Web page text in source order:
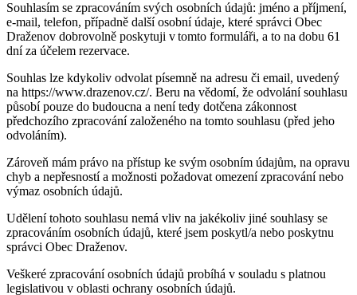
Souhlasím se zpracováním svých osobních údajů: jméno a příjmení,
e-mail, telefon, případně další osobní údaje, které správci Obec
Draženov dobrovolně poskytuji v tomto formuláři, a to na dobu 61
dní za účelem rezervace.
Souhlas lze kdykoliv odvolat písemně na adresu či email, uvedený
na https://www.drazenov.cz/. Beru na vědomí, že odvolání souhlasu
působí pouze do budoucna a není tedy dotčena zákonnost
předchozího zpracování založeného na tomto souhlasu (před jeho
odvoláním).
Zároveň mám právo na přístup ke svým osobním údajům, na opravu
chyb a nepřesností a možnosti požadovat omezení zpracování nebo
výmaz osobních údajů.
Udělení tohoto souhlasu nemá vliv na jakékoliv jiné souhlasy se
zpracováním osobních údajů, které jsem poskytl/a nebo poskytnu
správci Obec Draženov.
Veškeré zpracování osobních údajů probíhá v souladu s platnou
legislativou v oblasti ochrany osobních údajů.